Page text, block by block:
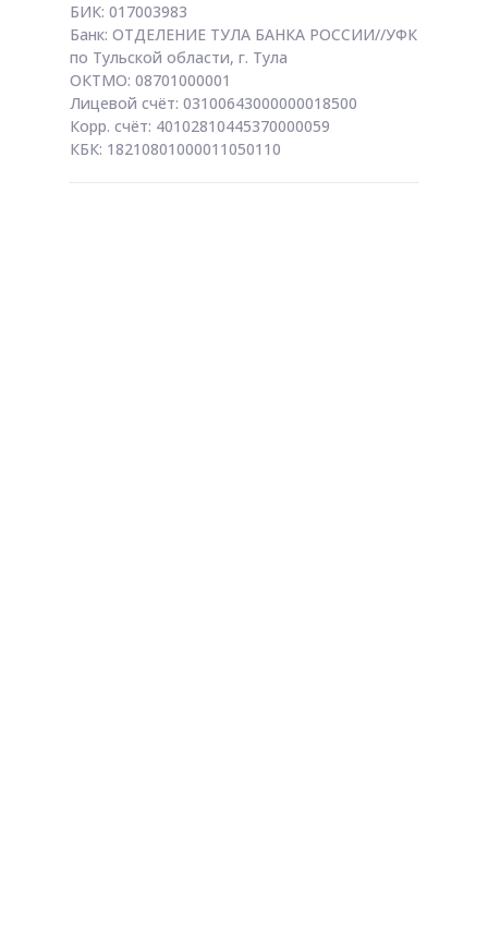
БИК: 017003983
Банк: ОТДЕЛЕНИЕ ТУЛА БАНКА РОССИИ//УФК
по Тульской области, г. Тула
ОКТМО: 08701000001
Лицевой счёт: 03100643000000018500
Корр. счёт: 40102810445370000059
КБК: 18210801000011050110